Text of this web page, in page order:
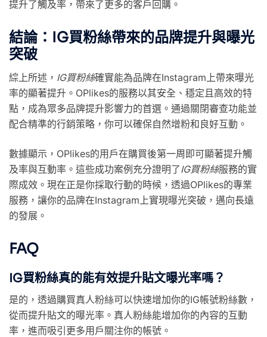
提升了觸及率，帶來了更多的客戶回購。
結論：IG買粉絲帶來的品牌提升與曝光
突破
綜上所述， IG買粉絲確實能為品牌在Instagram上帶來曝光
率的顯著提升。OPlikes的服務以其安全、穩定且高效的特
點，成為眾多品牌提升影響力的首選。通過關閉審查功能並
配合精準的行銷策略，你可以確保自然增粉和良好互動。
數據顯示，OPlikes的用戶在購買後第一周即可顯著提升觸
及率與互動率。這些成功案例充分證明了IG買粉絲服務的實
際成效。現在正是你採取行動的時候，透過OPlikes的專業
服務，讓你的品牌在Instagram上實現曝光突破，邁向長遠
的發展。
FAQ
IG買粉絲真的能有效提升貼文曝光率嗎？
是的，透過購買真人粉絲可以快速增加你的IG帳號粉絲數，
從而提升貼文的曝光率。真人粉絲能增加你的內容的互動
率，進而吸引更多用戶關注你的帳號。